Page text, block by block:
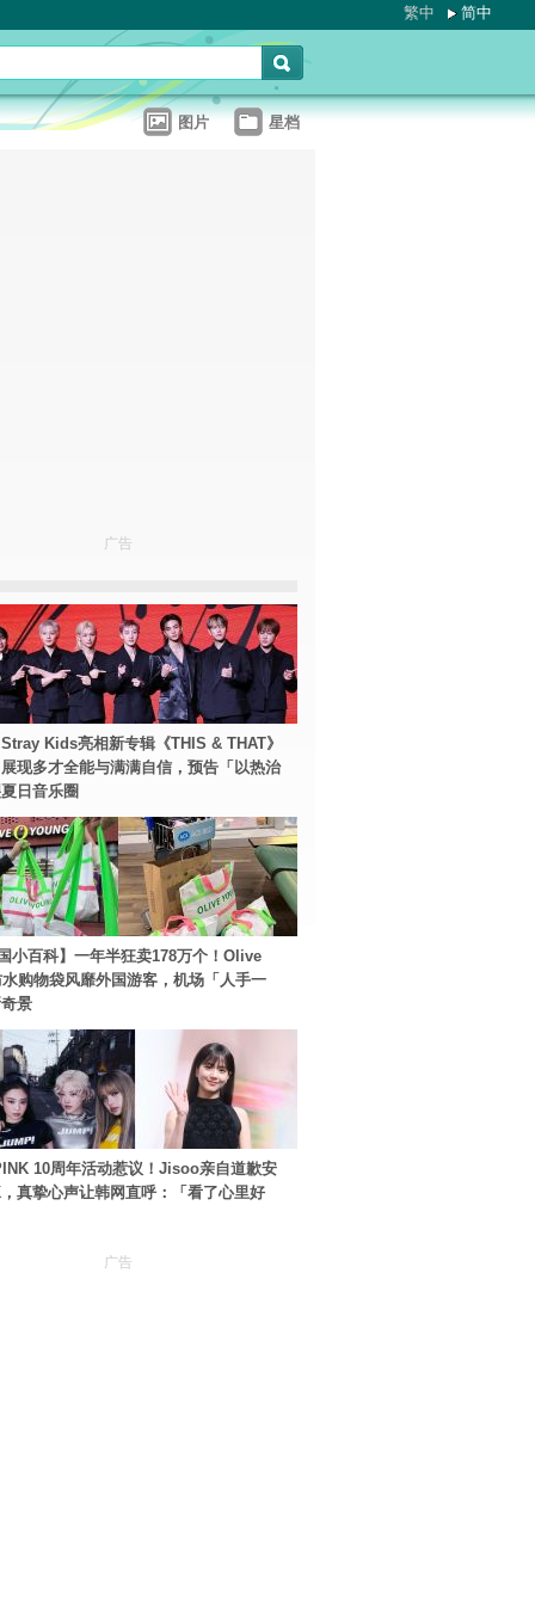
繁中 简中
图片 星档
广告
Kids亮相新专辑《THIS & THAT》
现多才全能与满满自信，预告「以热治
日音乐圈
小百科】一年半狂卖178万个！Olive
购物袋风靡外国游客，机场「人手一
景
10周年活动惹议！Jisoo亲自道歉安
真挚心声让韩网直呼：「看了心里好
广告